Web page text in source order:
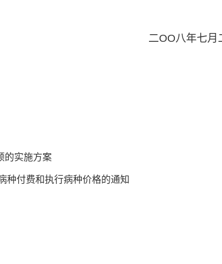
月二十
的实施方案
种付费和执行病种价格的通知